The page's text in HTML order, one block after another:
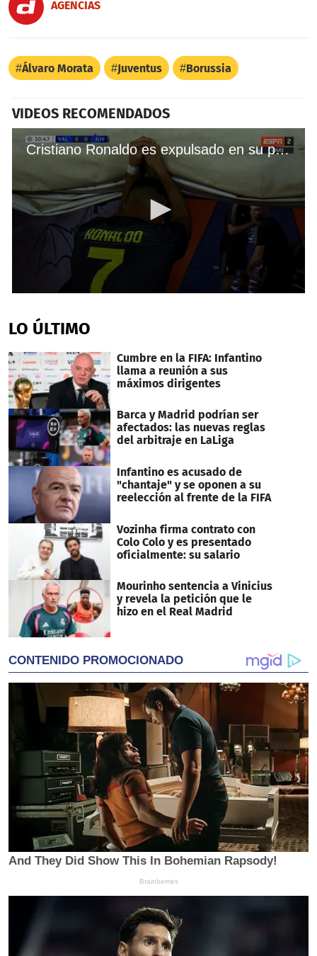
AGENCIAS
Álvaro Morata Juventus Borussia
VIDEOS RECOMENDADOS
Cristiano Ronaldo es expulsado en su primer partido con la Juventus
of
20
LO ÚLTIMO
Cumbre en la FIFA: Infantino
llama a reunión a sus
máximos dirigentes
Barca y Madrid podrían ser
afectados: las nuevas reglas
del arbitraje en LaLiga
Infantino es acusado de
"chantaje" y se oponen a su
reelección al frente de la FIFA
Vozinha firma contrato con
Colo Colo y es presentado
oficialmente: su salario
Mourinho sentencia a Vinicius
y revela la petición que le
hizo en el Real Madrid